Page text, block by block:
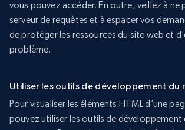
vous pouvez accéder. En outre, veillez à ne
serveur de requêtes et à espacer vos
de protéger les ressources du site web et
problème.
Utiliser les outils de développement du
Pour visualiser les éléments HTML d’une
pouvez utiliser les outils de développement